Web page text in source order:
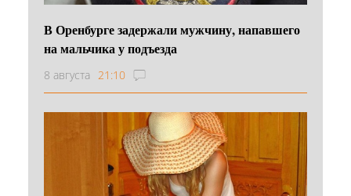
В Оренбурге задержали мужчину, напавшего
на мальчика у подъезда
8 августа 21:10